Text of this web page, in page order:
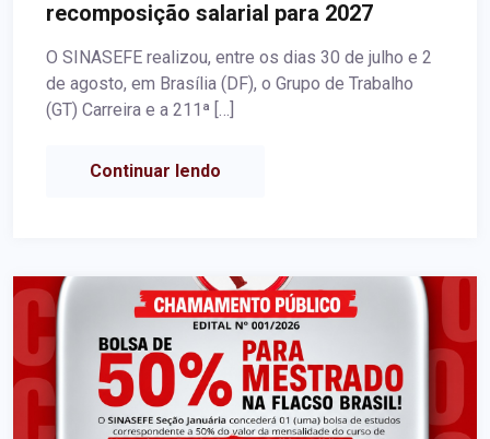
recomposição salarial para 2027
O SINASEFE realizou, entre os dias 30 de julho e 2
de agosto, em Brasília (DF), o Grupo de Trabalho
(GT) Carreira e a 211ª […]
Continuar lendo